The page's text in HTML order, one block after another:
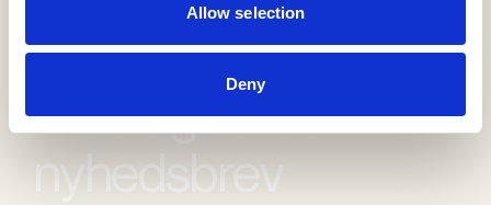
Allow selection
Deny
Modtag vores
nyhedsbrev